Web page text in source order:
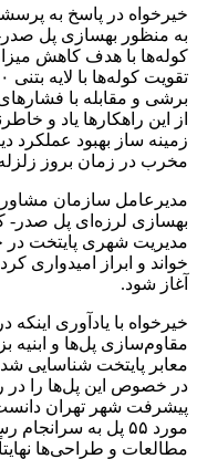
خیرخواه در پاسخ به
به منظور بهسازی پل
کوله‌ها با هدف کاهش
برشی و مقابله با
از این راهکارها یاد و
زمینه ساز بهبود عملکرد
مخرب در زمان بروز
مدیرعامل سازمان
بهسازی لرزه‌ای پل صدر-
مدیریت شهری پایتخت
آغاز شود.
خیرخواه با یادآوری
معابر پایتخت شناسایی
در خصوص این پل‌ها را در
پیشرفت شهر تهران
مورد ۵۵ پل به
مطالعات و طراحی‌ها